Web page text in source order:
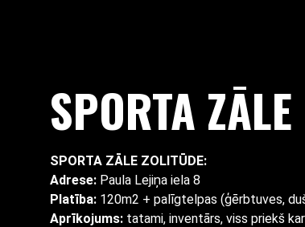
SPORTA
SPORTA ZĀLE ZOLITŪDE:
Adrese: Paula Lejiņa iela 8
Platība: 120m2 + palīgtelpas (ģērbtuves,
Aprīkojums: tatami, inventārs, viss priekš